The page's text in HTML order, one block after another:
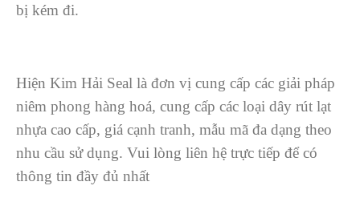
bị kém đi.
Hiện Kim Hải Seal là đơn vị cung cấp các giải pháp
niêm phong hàng hoá, cung cấp các loại dây rút lạt
nhựa cao cấp, giá cạnh tranh, mẫu mã đa dạng theo
nhu cầu sử dụng. Vui lòng liên hệ trực tiếp để có
thông tin đầy đủ nhất